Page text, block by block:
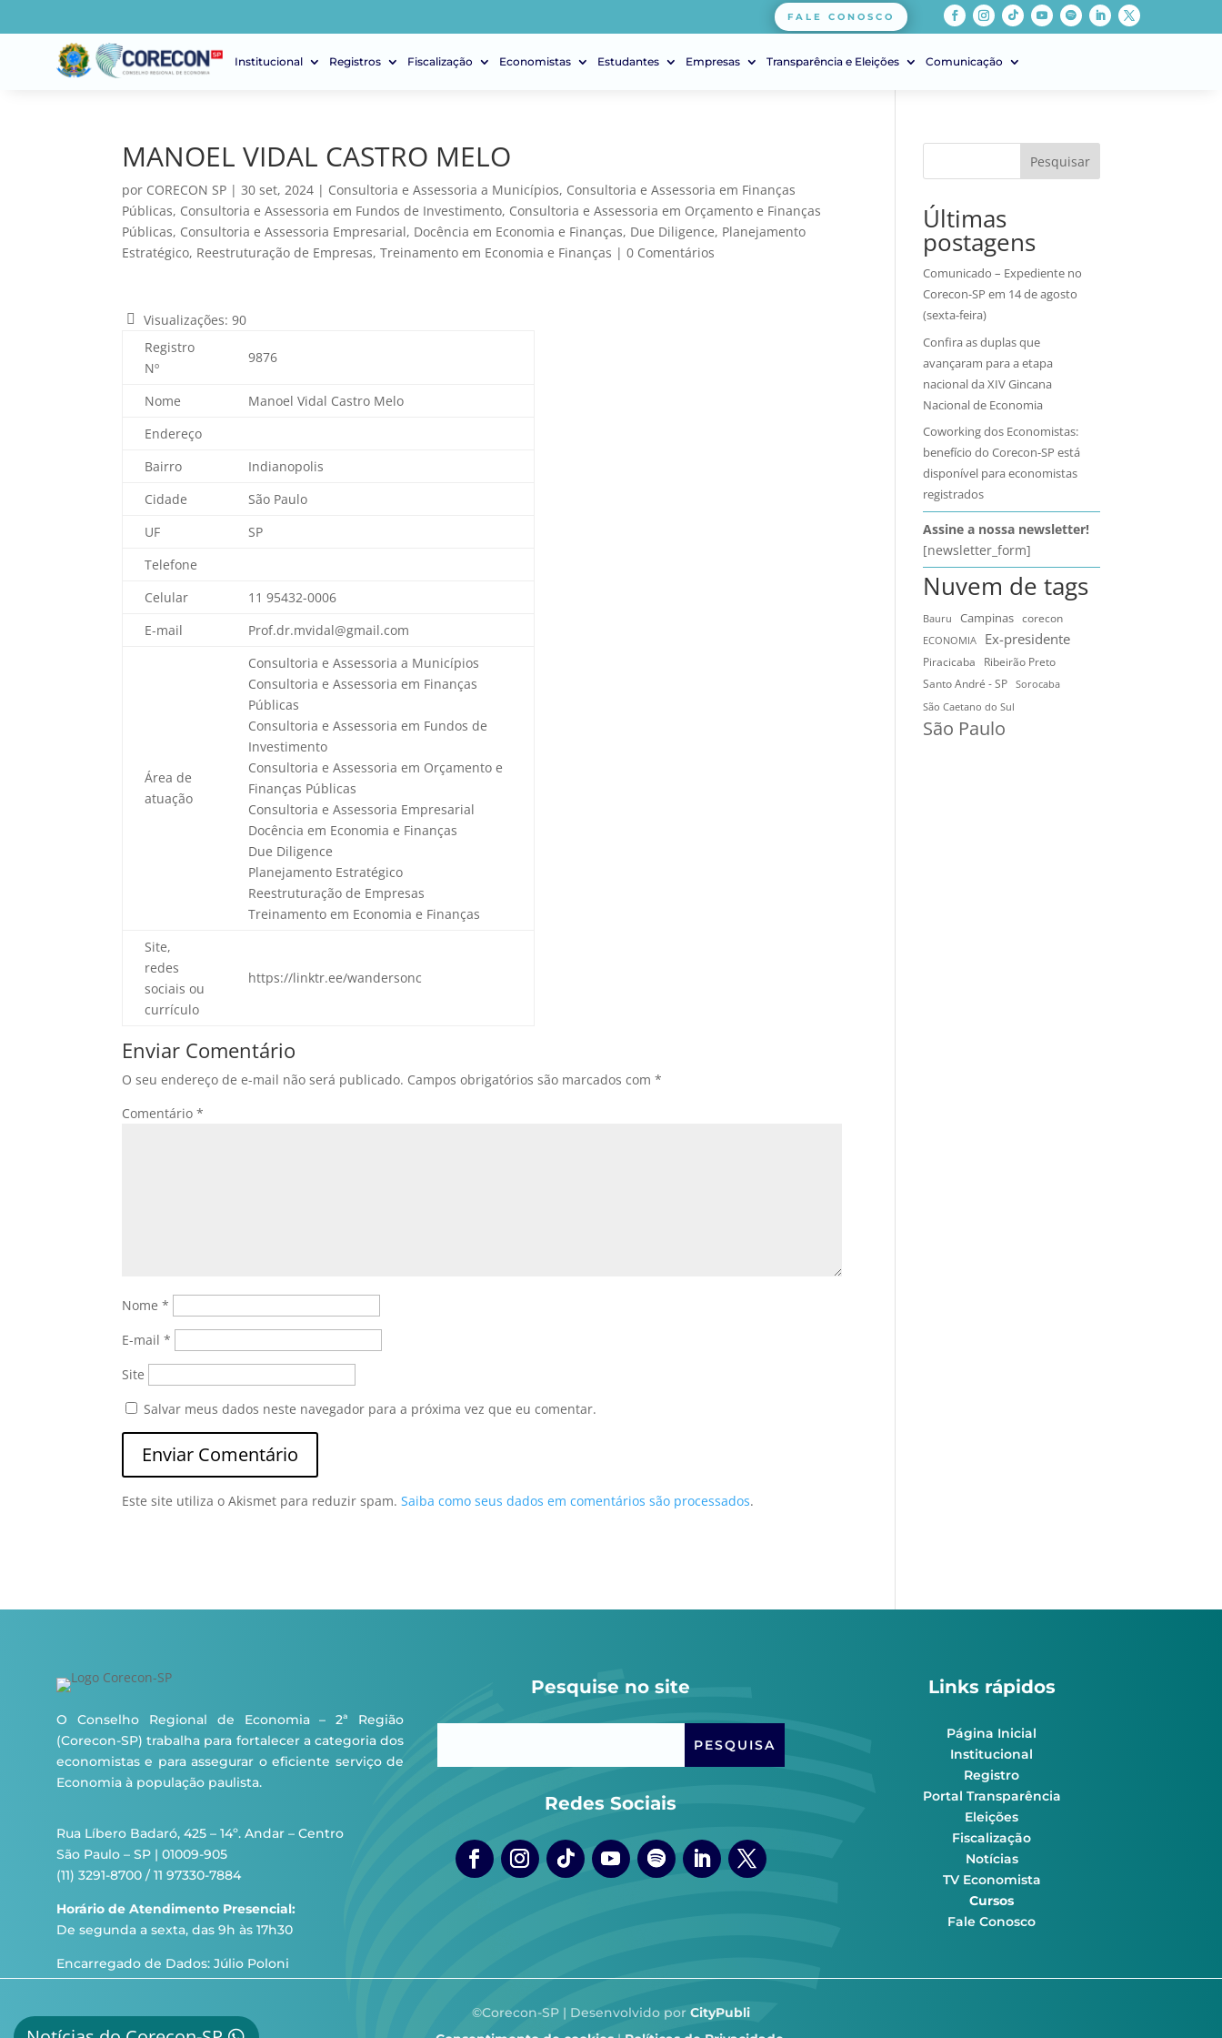
FALE CONOSCO
Institucional Registros Fiscalização Economistas Estudantes Empresas Transparência e Eleições Comunicação
MANOEL VIDAL CASTRO MELO
por CORECON SP |30 set, 2024 | Consultoria e Assessoria a Municípios, Consultoria e Assessoria em Finanças
Públicas, Consultoria e Assessoria em Fundos de Investimento, Consultoria e Assessoria em Orçamento e Finanças
Públicas, Consultoria e Assessoria Empresarial, Docência em Economia e Finanças, Due Diligence, Planejamento
Estratégico, Reestruturação de Empresas,Treinamento em Economia e Finanças |0 Comentários
Visualizações: 90
Registro
Nº
9876
Nome
Manoel Vidal Castro Melo
Endereço
Bairro
Indianopolis
Cidade
São Paulo
UF
SP
Telefone
Celular
11 95432-0006
E-mail
Prof.dr.mvidal@gmail.com
Área de
atuação
Consultoria e Assessoria a Municípios
Consultoria e Assessoria em Finanças
Públicas
Consultoria e Assessoria em Fundos de
Investimento
Consultoria e Assessoria em Orçamento e
Finanças Públicas
Consultoria e Assessoria Empresarial
Docência em Economia e Finanças
Due Diligence
Planejamento Estratégico
Reestruturação de Empresas
Treinamento em Economia e Finanças
Site,
redes
sociais ou
currículo
https://linktr.ee/wandersonc
Enviar Comentário
O seu endereço de e-mail não será publicado. Campos obrigatórios são marcados com*
Comentário*
Nome*
E-mail*
Site
Salvar meus dados neste navegador para a próxima vez que eu comentar.
Este site utiliza o Akismet para reduzir spam.Saiba como seus dados em comentários são processados.
Pesquisar
Últimas
postagens
Comunicado – Expediente no
Corecon-SP em 14 de agosto
(sexta-feira)
Confira as duplas que
avançaram para a etapa
nacional da XIV Gincana
Nacional de Economia
Coworking dos Economistas:
benefício do Corecon-SP está
disponível para economistas
registrados
Assine a nossa newsletter!
[newsletter_form]
Nuvem de tags
Bauru Campinas
corecon
ECONOMIA
Ex-presidente
Piracicaba
Ribeirão Preto
Santo André - SP
Sorocaba
São Caetano do Sul
São Paulo
O Conselho Regional de Economia – 2ª Região
(Corecon-SP) trabalha para fortalecer a categoria dos
economistas e para assegurar o eficiente serviço de
Economia à população paulista.
Rua Líbero Badaró, 425 – 14º. Andar – Centro
São Paulo – SP | 01009-905
(11) 3291-8700 / 11 97330-7884
Horário de Atendimento Presencial:
De segunda a sexta, das 9h às 17h30
Encarregado de Dados: Júlio Poloni
Pesquise no site
Redes Sociais
Links rápidos
Página Inicial
Institucional
Registro
Portal Transparência
Eleições
Fiscalização
Notícias
TV Economista
Cursos
Fale Conosco
©Corecon-SP | Desenvolvido por CityPubli